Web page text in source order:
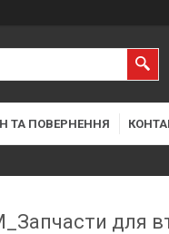
ТА ПОВЕРНЕННЯ
для